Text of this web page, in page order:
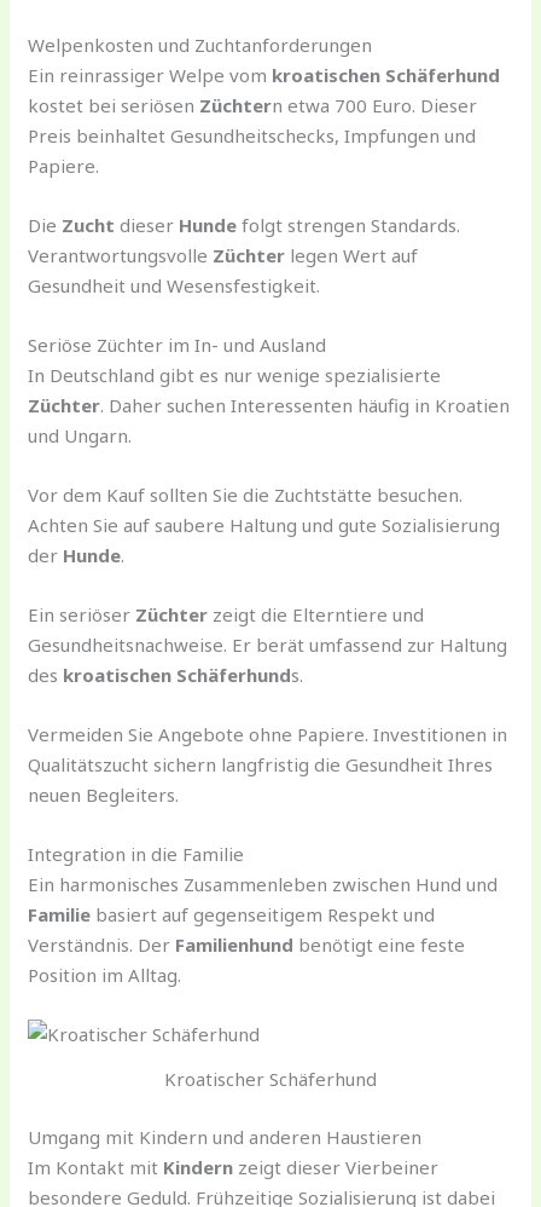
Welpenkosten und Zuchtanforderungen
Ein reinrassiger Welpe vom kroatischen Schäferhund
kostet bei seriösen Züchtern etwa 700 Euro. Dieser
Preis beinhaltet Gesundheitschecks, Impfungen und
Papiere.
Die Zucht dieser Hunde folgt strengen Standards.
Verantwortungsvolle Züchter legen Wert auf
Gesundheit und Wesensfestigkeit.
Seriöse Züchter im In- und Ausland
In Deutschland gibt es nur wenige spezialisierte
Züchter. Daher suchen Interessenten häufig in Kroatien
und Ungarn.
Vor dem Kauf sollten Sie die Zuchtstätte besuchen.
Achten Sie auf saubere Haltung und gute Sozialisierung
der Hunde.
Ein seriöser Züchter zeigt die Elterntiere und
Gesundheitsnachweise. Er berät umfassend zur Haltung
des kroatischen Schäferhunds.
Vermeiden Sie Angebote ohne Papiere. Investitionen in
Qualitätszucht sichern langfristig die Gesundheit Ihres
neuen Begleiters.
Integration in die Familie
Ein harmonisches Zusammenleben zwischen Hund und
Familie basiert auf gegenseitigem Respekt und
Verständnis. Der Familienhund benötigt eine feste
Position im Alltag.
Kroatischer Schäferhund
Umgang mit Kindern und anderen Haustieren
Im Kontakt mit Kindern zeigt dieser Vierbeiner
besondere Geduld. Frühzeitige Sozialisierung ist dabei